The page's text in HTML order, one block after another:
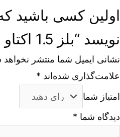
اولین کسی باشید
نویسد “بلز 1.5 اکتاو رها”
نشانی ایمیل شما منتشر
علامت‌گذاری شده‌اند *
امتیاز شما
دیدگاه شما *